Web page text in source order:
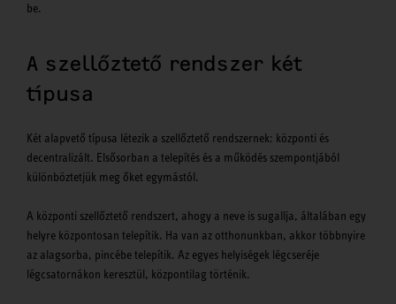
be.
A szellőztető rendszer két
típusa
Két alapvető típusa létezik a szellőztető rendszernek: központi és
decentralizált. Elsősorban a telepítés és a működés szempontjából
különböztetjük meg őket egymástól.
A központi szellőztető rendszert, ahogy a neve is sugallja, általában egy
helyre központosan telepítik. Ha van az otthonunkban, akkor többnyire
az alagsorba, pincébe telepítik. Az egyes helyiségek légcseréje
légcsatornákon keresztül, központilag történik.